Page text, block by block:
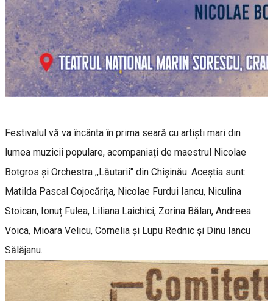
Festivalul vă va încânta în prima seară cu artiști mari din
lumea muzicii populare, acompaniați de maestrul Nicolae
Botgros și Orchestra ,,Lăutarii" din Chișinău. Aceștia sunt:
Matilda Pascal Cojocărița, Nicolae Furdui Iancu, Niculina
Stoican, Ionuț Fulea, Liliana Laichici, Zorina Bălan, Andreea
Voica, Mioara Velicu, Cornelia și Lupu Rednic și Dinu Iancu
Sălăjanu.